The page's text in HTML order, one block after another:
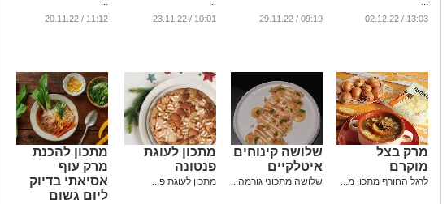
13:03 / 02.12.22
09:19 / 29.11.22
10:01 / 23.11.22
11:12 / 20.11.22
מרק בצל
מוקרם
לרגל החורף מתכון מ...
שלושה קינוחים
איטלקיים
שלושה מתכוני גורמה...
מתכון לעוגת
פנטונה
מתכון לעוגת פ...
מתכון להכנת
מרק עוף
אסיאתי בדיוק
ליום גשום